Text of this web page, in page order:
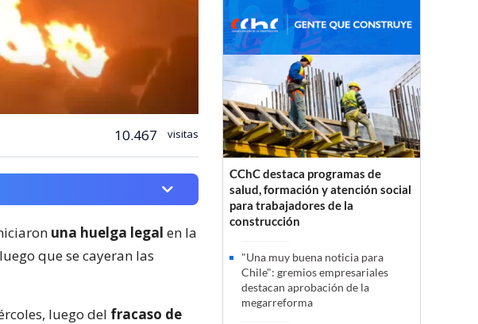
10.467 visitas
una huelga legal en la
que se cayeran las
luego del fracaso de
CChC destaca programas de
salud, formación y atención social
para trabajadores de la
construcción
"Una muy buena noticia para
Chile": gremios empresariales
destacan aprobación de la
megarreforma